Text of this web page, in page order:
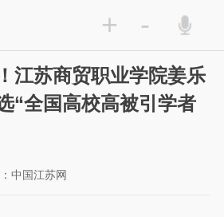
+ -
江苏商贸职业学院姜乐
“全国高校高被引学者
中国江苏网